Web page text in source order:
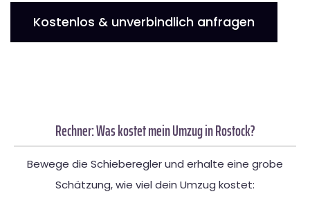
Kostenlos & unverbindlich anfragen
Rechner: Was kostet mein Umzug in Rostock?
Bewege die Schieberegler und erhalte eine grobe
Schätzung, wie viel dein Umzug kostet: